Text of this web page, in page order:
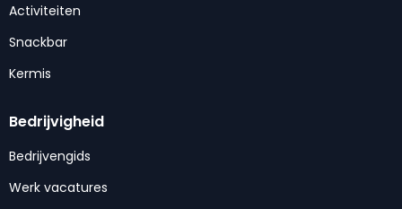
Activiteiten
Snackbar
Kermis
Bedrijvigheid
Bedrijvengids
Werk vacatures